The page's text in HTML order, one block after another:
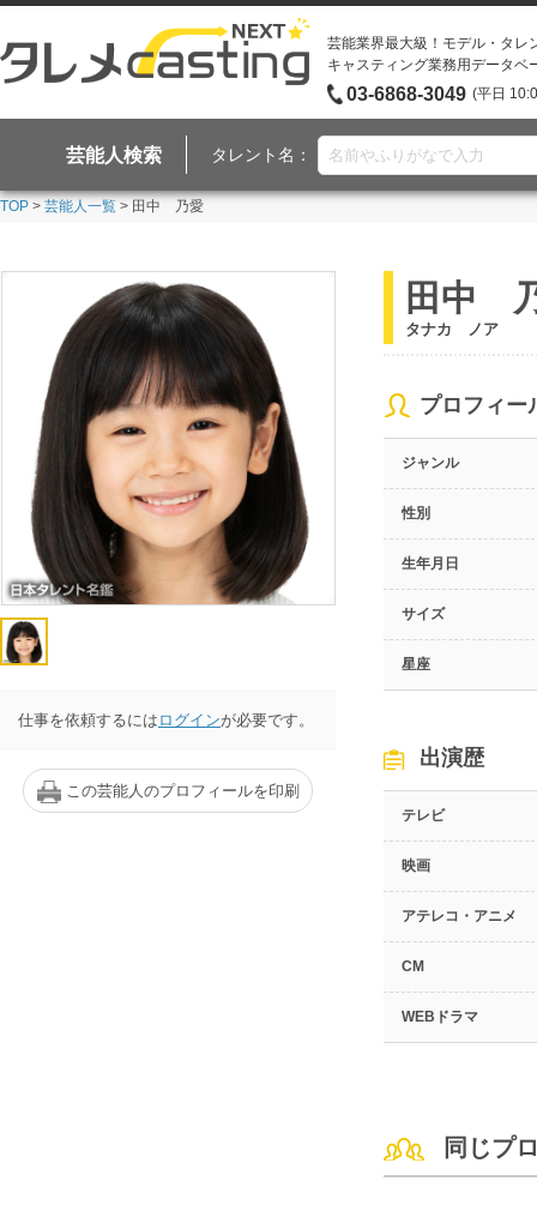
芸能業界最大級！モデル・タレ
キャスティング業務用データベ
03-6868-3049 (平日
芸能人検索 タレント名：
TOP > 芸能人一覧 > 田中 乃愛
仕事を依頼するには ログインが必要です。
この芸能人のプロフィールを印刷
田中
タナカ ノア
プロフィー
ジャンル
性別
生年月日
サイズ
星座
出演歴
テレビ
映画
アテレコ・アニメ
CM
WEBドラマ
同じプ